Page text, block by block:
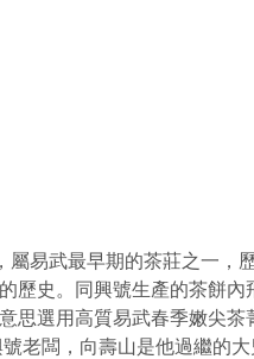
屬易武最早期的茶莊之一，
歷史。同興號生產的茶餅內
思選用高質易武春季嫩尖茶
老闆，向壽山是他過繼的